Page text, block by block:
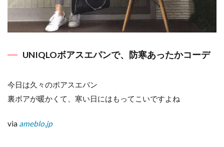
UNIQLOボアスエパンで、防寒あったかコーデ
今日は久々のボアスエパン
裏ボアが暖かくて、寒い日にはもってこいですよね
via ameblo.jp